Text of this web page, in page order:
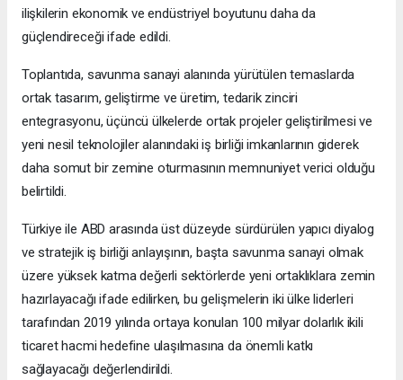
ilişkilerin ekonomik ve endüstriyel boyutunu daha da
güçlendireceği ifade edildi.
Toplantıda, savunma sanayi alanında yürütülen temaslarda
ortak tasarım, geliştirme ve üretim, tedarik zinciri
entegrasyonu, üçüncü ülkelerde ortak projeler geliştirilmesi ve
yeni nesil teknolojiler alanındaki iş birliği imkanlarının giderek
daha somut bir zemine oturmasının memnuniyet verici olduğu
belirtildi.
Türkiye ile ABD arasında üst düzeyde sürdürülen yapıcı diyalog
ve stratejik iş birliği anlayışının, başta savunma sanayi olmak
üzere yüksek katma değerli sektörlerde yeni ortaklıklara zemin
hazırlayacağı ifade edilirken, bu gelişmelerin iki ülke liderleri
tarafından 2019 yılında ortaya konulan 100 milyar dolarlık ikili
ticaret hacmi hedefine ulaşılmasına da önemli katkı
sağlayacağı değerlendirildi.